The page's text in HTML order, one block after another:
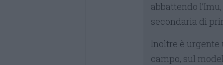
abbattendo
secondaria di
Inoltre è urgente
campo, sul